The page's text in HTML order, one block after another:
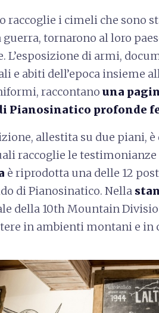
raccoglie i cimeli che sono
tornarono al loro
L’esposizione di armi,
e abiti dell’epoca insieme
raccontano una
Pianosinatico profonde
allestita su due piani,
raccoglie le
è riprodotta una delle 12
di Pianosinatico. Nella
della 10th Mountain
in ambienti montani e in